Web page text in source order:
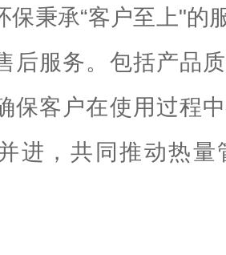
保秉承“客户至上"的
后服务。包括产品
保客户在使用过程
进，共同推动热